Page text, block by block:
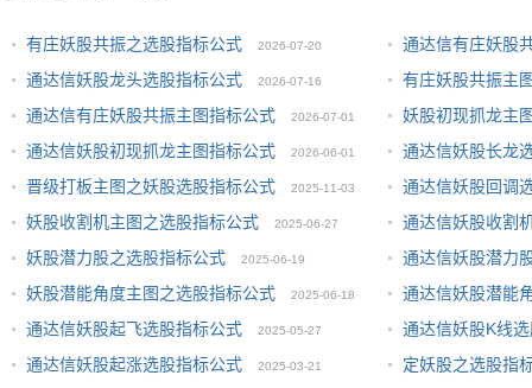
有庄妖股共振之选股指标公式 2026-07-20
通达信有庄妖股
通达信妖股龙头选股指标公式
2026-07-16
有庄妖股共振主
通达信有庄妖股共振主图指标公式
2026-07-01
妖股初现抓龙主
通达信妖股初现抓龙主图指标公式
2026-06-01
通达信妖股长龙
晋级打板主图之妖股选股指标公式
2025-11-03
通达信妖股回调
妖股收割机主图之选股指标公式
2025-06-27
通达信妖股收割
妖股潜力股之选股指标公式
2025-06-19
通达信妖股潜力
妖股潜能角度主图之选股指标公式
2025-06-18
通达信妖股潜能
通达信妖股起飞选股指标公式
2025-05-27
通达信妖股K线
通达信妖股起涨选股指标公式
2025-03-21
定妖股之选股指